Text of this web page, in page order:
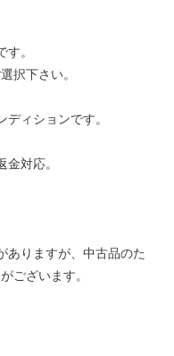
。
択下さい。
ィションです。
対応。
ありますが、中古品のた
ございます。